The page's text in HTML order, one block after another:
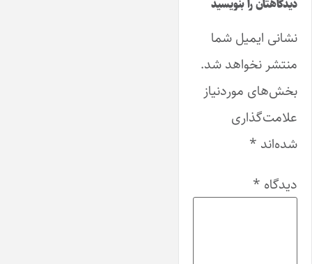
دیدگاهتان را بنویسید
نشانی ایمیل شما
منتشر نخواهد شد.
بخش‌های موردنیاز
علامت‌گذاری
شده‌اند *
دیدگاه *